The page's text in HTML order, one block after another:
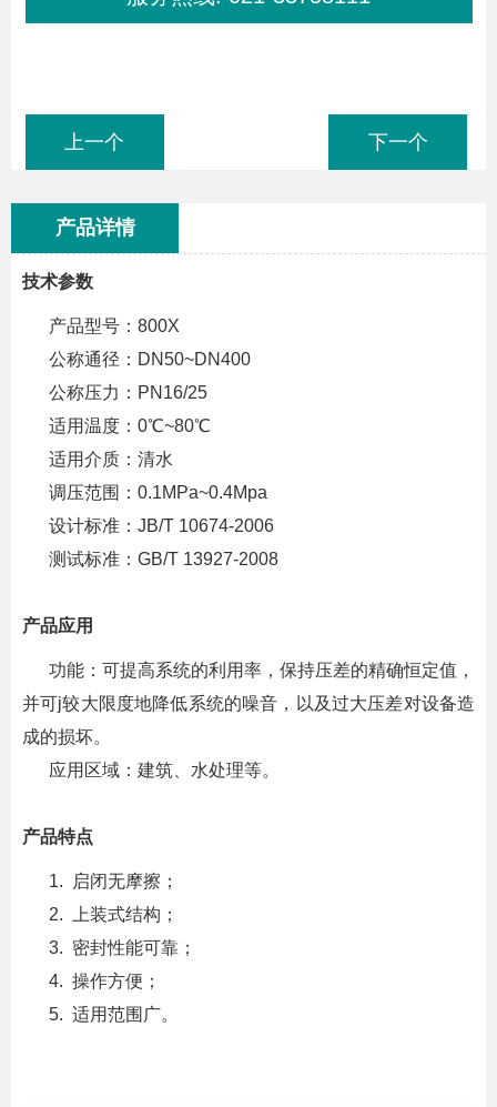
下一个
上一个
产品详情
技术参数
产品型号：800X
公称通径：DN50~DN400
公称压力：PN16/25
适用温度：0℃~80℃
适用介质：清水
调压范围：0.1MPa~0.4Mpa
设计标准：JB/T 10674-2006
测试标准：GB/T 13927-2008
产品应用
功能：可提高系统的利用率，保持压差的精确恒定值，
并可j较大限度地降低系统的噪音，以及过大压差对设备造
成的损坏。
应用区域：建筑、水处理等。
产品特点
1. 启闭无摩擦；
2. 上装式结构；
3. 密封性能可靠；
4. 操作方便；
5. 适用范围广。